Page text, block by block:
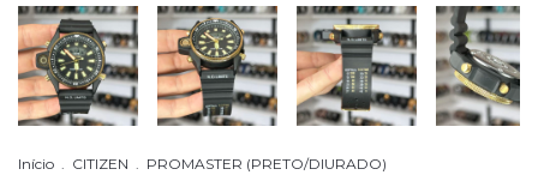
Início . CITIZEN . PROMASTER (PRETO/DIURADO)